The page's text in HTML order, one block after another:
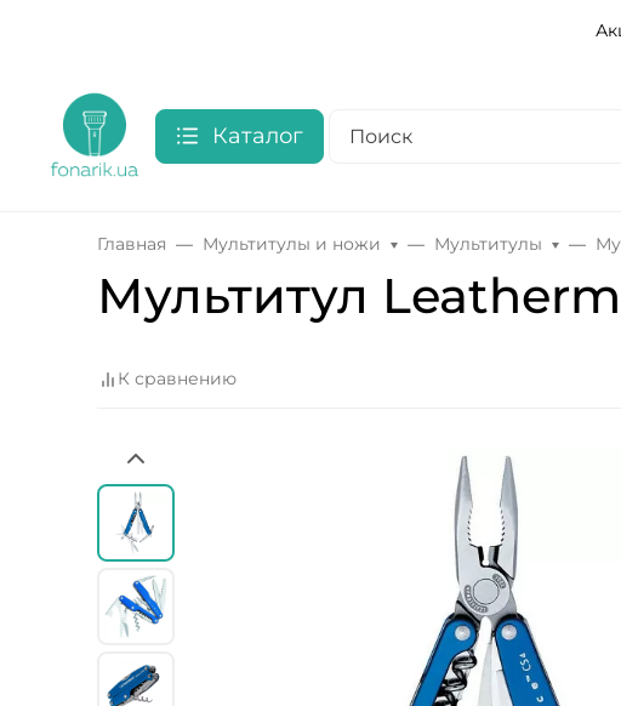
Каталог
Главная Мультитулы и ножи Мультитулы
Мультитул
К сравнению